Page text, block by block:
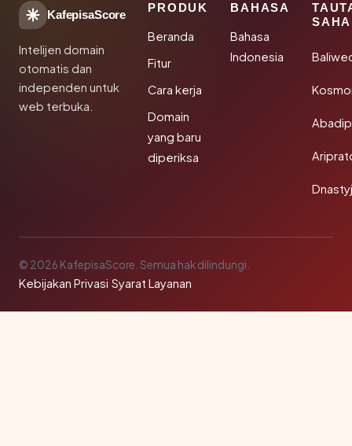
KafepisaScore
Intelijen domain
otomatis dan
independen untuk
web terbuka.
PRODUK
Beranda
Fitur
Cara kerja
Domain
yang baru
diperiksa
BAHASA
Bahasa
Indonesia
© 2026 KafepisaScore. Semua hak dilindungi.
Kebijakan Privasi·Syarat Layanan